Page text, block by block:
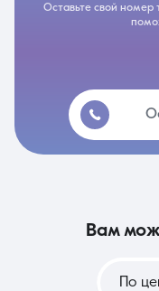
Оставьте свой номер
вам
По